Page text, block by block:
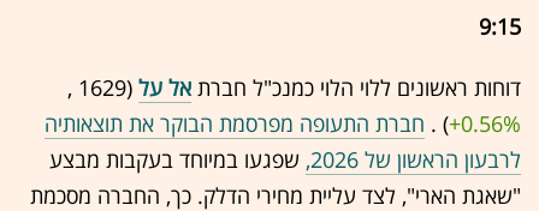
9:15
דוחות ראשונים ללוי הלוי כמנכ"ל חברתאל על (1629 ,‎
+0.56%
‏) . חברת התעופה מפרסמת הבוקר את תוצאותיה
לרבעון הראשון של 2026,
שפגעו במיוחד בעקבות מבצע
"שאגת הארי", לצד עליית מחירי הדלק. כך, החברה מסכמת